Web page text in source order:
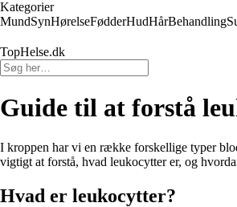
Kategorier
MundSynHørelseFødderHudHårBehandling
TopHelse.dk
Guide til at forstå
I kroppen har vi en række forskellige typer
vigtigt at forstå, hvad leukocytter er, og
Hvad er leukocytter?